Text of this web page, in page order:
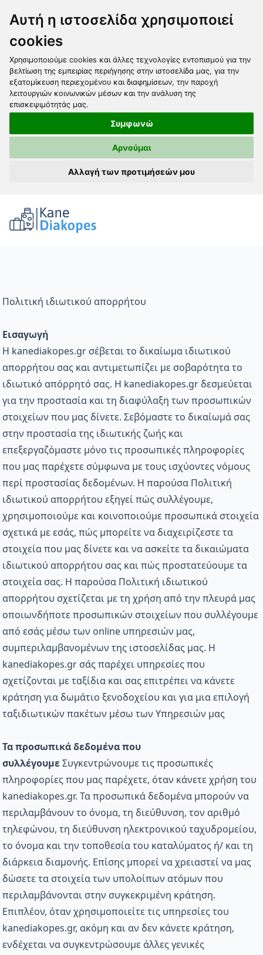
Αυτή η ιστοσελίδα χρησιμοποιεί
cookies
Χρησιμοποιούμε cookies και άλλες τεχνολογίες εντοπισμού για την
βελτίωση της εμπειρίας περιήγησης στην ιστοσελίδα μας, για την
εξατομίκευση περιεχομένου και διαφημίσεων, την παροχή
λειτουργιών κοινωνικών μέσων και την ανάλυση της
επισκεψιμότητάς μας.
Συμφωνώ
Αρνούμαι
Αλλαγή των προτιμήσεών μου
Πολιτική ιδιωτικού απορρήτου
Εισαγωγή
Η kanediakopes.gr σέβεται το δικαίωμα ιδιωτικού
απορρήτου σας και αντιμετωπίζει με σοβαρότητα το
ιδιωτικό απόρρητό σας. Η kanediakopes.gr δεσμεύεται
για την προστασία και τη διαφύλαξη των προσωπικών
στοιχείων που μας δίνετε. Σεβόμαστε το δικαίωμά σας
στην προστασία της ιδιωτικής ζωής και
επεξεργαζόμαστε μόνο τις προσωπικές πληροφορίες
που μας παρέχετε σύμφωνα με τους ισχύοντες νόμους
περί προστασίας δεδομένων. Η παρούσα Πολιτική
ιδιωτικού απορρήτου εξηγεί πώς συλλέγουμε,
χρησιμοποιούμε και κοινοποιούμε προσωπικά στοιχεία
σχετικά με εσάς, πώς μπορείτε να διαχειρίζεστε τα
στοιχεία που μας δίνετε και να ασκείτε τα δικαιώματα
ιδιωτικού απορρήτου σας και πώς προστατεύουμε τα
στοιχεία σας. Η παρούσα Πολιτική ιδιωτικού
απορρήτου σχετίζεται με τη χρήση από την πλευρά μας
οποιωνδήποτε προσωπικών στοιχείων που συλλέγουμε
από εσάς μέσω των online υπηρεσιών μας,
συμπεριλαμβανομένων της ιστοσελίδας μας. Η
kanediakopes.gr σάς παρέχει υπηρεσίες που
σχετίζονται με ταξίδια και σας επιτρέπει να κάνετε
κράτηση για δωμάτιο ξενοδοχείου και για μια επιλογή
ταξιδιωτικών πακέτων μέσω των Υπηρεσιών μας
Τα προσωπικά δεδομένα που
συλλέγουμεΣυγκεντρώνουμε τις προσωπικές
πληροφορίες που μας παρέχετε, όταν κάνετε χρήση του
kanediakopes.gr. Τα προσωπικά δεδομένα μπορούν να
περιλαμβάνουν το όνομα, τη διεύθυνση, τον αριθμό
τηλεφώνου, τη διεύθυνση ηλεκτρονικού ταχυδρομείου,
το όνομα και την τοποθεσία του καταλύματος ή/ και τη
διάρκεια διαμονής. Επίσης μπορεί να χρειαστεί να μας
δώσετε τα στοιχεία των υπολοίπων ατόμων που
περιλαμβάνονται στην συγκεκριμένη κράτηση.
Επιπλέον, όταν χρησιμοποιείτε τις υπηρεσίες του
kanediakopes.gr, ακόμη και αν δεν κάνετε κράτηση,
ενδέχεται να συγκεντρώσουμε άλλες γενικές